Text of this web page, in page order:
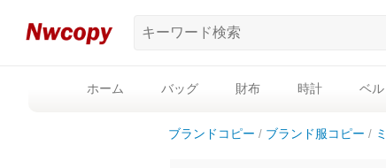
ホーム バッグ 財布 時計 ベル
ブランドコピー ブランド服コピー